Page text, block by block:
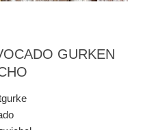
GURKEN